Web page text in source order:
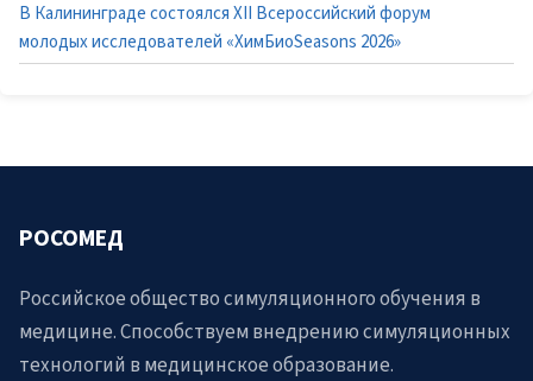
В Калининграде состоялся XII Всероссийский форум
молодых исследователей «ХимБиоSeasons 2026»
РОСОМЕД
Российское общество симуляционного обучения в
медицине. Способствуем внедрению симуляционных
технологий в медицинское образование.